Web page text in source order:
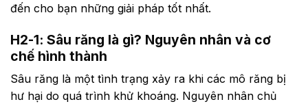
đến cho bạn những giải pháp tốt nhất.
H2-1: Sâu răng là gì? Nguyên nhân và cơ
chế hình thành
Sâu răng là một tình trạng xảy ra khi các mô răng bị
hư hại do quá trình khử khoáng. Nguyên nhân chủ